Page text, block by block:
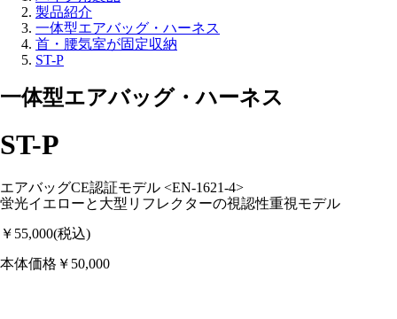
製品紹介
一体型エアバッグ・ハーネス
首・腰気室が固定収納
ST-P
一体型エアバッグ・ハーネス
ST-P
エアバッグCE認証モデル <EN-1621-4>
蛍光イエローと大型リフレクターの視認性重視モデル
￥55,000(税込)
本体価格￥50,000